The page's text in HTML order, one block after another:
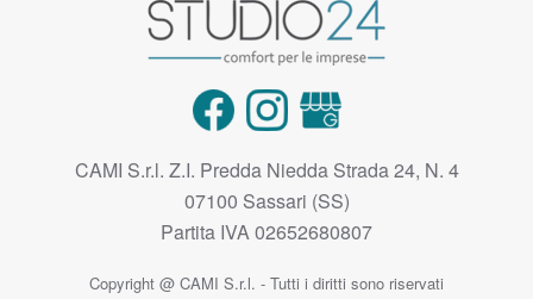
CAMI S.r.l. Z.I. Predda Niedda Strada 24, N. 4
07100 Sassari (SS)
Partita IVA 02652680807
Copyright @ CAMI S.r.l. - Tutti i diritti sono riservati